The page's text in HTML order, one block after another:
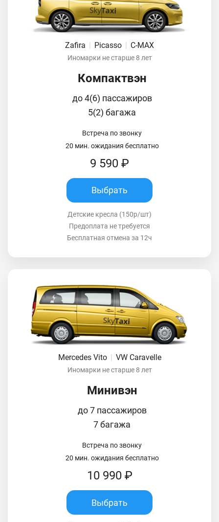
Zafira | Picasso | C-MAX
Иномарки не старше 8 лет
Компактвэн
до 4(6) пассажиров
5(2) багажа
Встреча по звонку
20 мин. ожидания бесплатно
9 590 ₽
Выбрать
Детские кресла (150р/шт)
Предоплата не требуется
Бесплатная отмена за 12ч
Mercedes Vito VW Caravelle
Иномарки не старше 8 лет
Минивэн
до 7 пассажиров
7 багажа
Встреча по звонку
20 мин. ожидания бесплатно
10 990 ₽
Выбрать